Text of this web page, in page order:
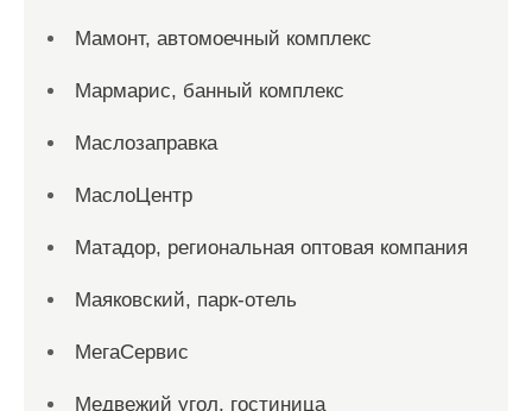
Мамонт, автомоечный комплекс
Мармарис, банный комплекс
Маслозаправка
МаслоЦентр
Матадор, региональная оптовая компания
Маяковский, парк-отель
МегаСервис
Медвежий угол, гостиница